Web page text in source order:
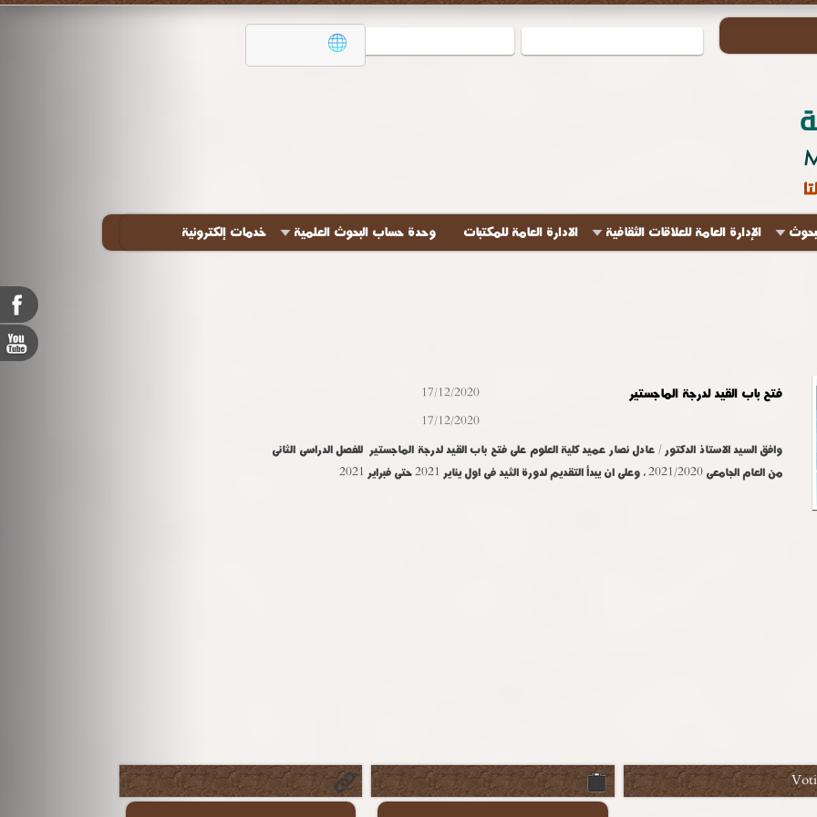
الإدارة العامة للعلاقات الثقافية الادارة العامة للمكتبات وحدة حساب البحوث العلمية خدمات إلكترونية
فتح باب القيد لدرجة الماجستير
17/12/2020
17/12/2020
وافق السيد الاستاذ الدكتور / عادل نصار عميد كلية العلوم على فتح باب القيد لدرجة الماجستير للفصل الدراسى الثانى
من العام الجامعى 2021/2020 ، وعلى ان يبدأ التقديم لدورة الثيد فى اول يناير 2021 حتى فبراير 2021